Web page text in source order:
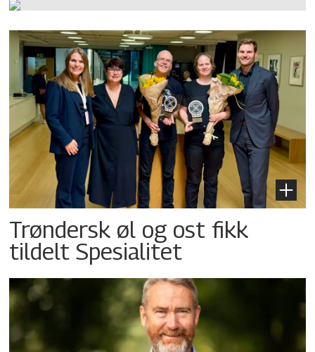
Trøndersk øl og ost fikk
tildelt Spesialitet